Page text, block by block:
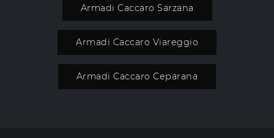
Armadi Caccaro Sarzana
Armadi Caccaro Viareggio
Armadi Caccaro Ceparana